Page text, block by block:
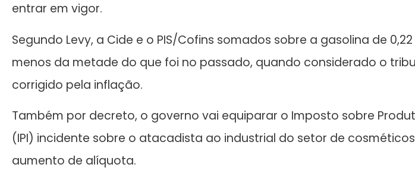
entrar em vigor.
Segundo Levy, a Cide e o PIS/Cofins somados sobre a gasolina de
menos da metade do que foi no passado, quando considerado o
corrigido pela inflação.
Também por decreto, o governo vai equiparar o Imposto sobre
(IPI) incidente sobre o atacadista ao industrial do setor de
aumento de alíquota.